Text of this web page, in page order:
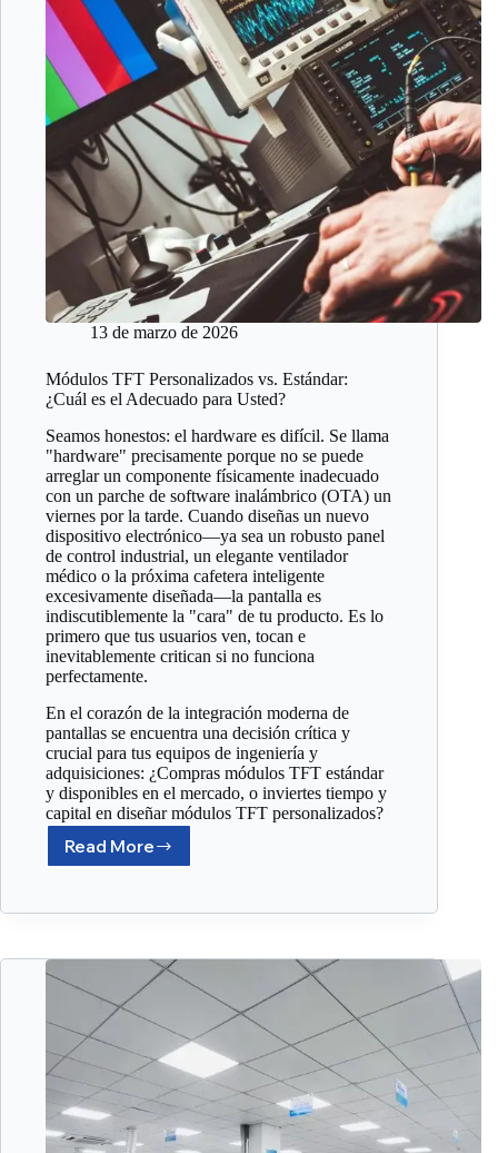
13 de marzo de 2026
Módulos TFT Personalizados vs. Estándar:
¿Cuál es el Adecuado para Usted?
Seamos honestos: el hardware es difícil. Se llama
"hardware" precisamente porque no se puede
arreglar un componente físicamente inadecuado
con un parche de software inalámbrico (OTA) un
viernes por la tarde. Cuando diseñas un nuevo
dispositivo electrónico—ya sea un robusto panel
de control industrial, un elegante ventilador
médico o la próxima cafetera inteligente
excesivamente diseñada—la pantalla es
indiscutiblemente la "cara" de tu producto. Es lo
primero que tus usuarios ven, tocan e
inevitablemente critican si no funciona
perfectamente.
En el corazón de la integración moderna de
pantallas se encuentra una decisión crítica y
crucial para tus equipos de ingeniería y
adquisiciones: ¿Compras módulos TFT estándar
y disponibles en el mercado, o inviertes tiempo y
capital en diseñar módulos TFT personalizados?
Read More